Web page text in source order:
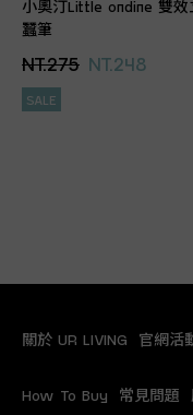
小奧汀Little ondine 雙效
蠶筆
NT.275 NT.248
SALE
關於 UR LIVING 官網活
How To Buy 常見問題